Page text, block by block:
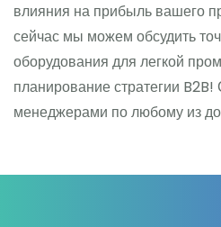
влияния на прибыль вашего
сейчас мы можем обсудить
оборудования для легкой
планирование стратегии
менеджерами по любому из